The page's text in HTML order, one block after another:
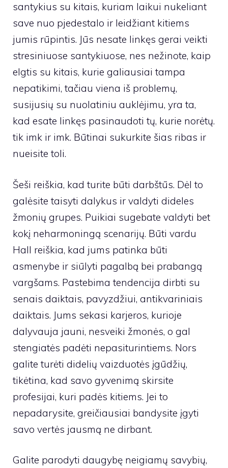
santykius su kitais, kuriam laikui nukeliant
save nuo pjedestalo ir leidžiant kitiems
jumis rūpintis. Jūs nesate linkęs gerai veikti
stresiniuose santykiuose, nes nežinote, kaip
elgtis su kitais, kurie galiausiai tampa
nepatikimi, tačiau viena iš problemų,
susijusių su nuolatiniu auklėjimu, yra ta,
kad esate linkęs pasinaudoti tų, kurie norėtų.
tik imk ir imk. Būtinai sukurkite šias ribas ir
nueisite toli.
Šeši reiškia, kad turite būti darbštūs. Dėl to
galėsite taisyti dalykus ir valdyti dideles
žmonių grupes. Puikiai sugebate valdyti bet
kokį neharmoningą scenarijų. Būti vardu
Hall reiškia, kad jums patinka būti
asmenybe ir siūlyti pagalbą bei prabangą
vargšams. Pastebima tendencija dirbti su
senais daiktais, pavyzdžiui, antikvariniais
daiktais. Jums sekasi karjeros, kurioje
dalyvauja jauni, nesveiki žmonės, o gal
stengiatės padėti nepasiturintiems. Nors
galite turėti didelių vaizduotės įgūdžių,
tikėtina, kad savo gyvenimą skirsite
profesijai, kuri padės kitiems. Jei to
nepadarysite, greičiausiai bandysite įgyti
savo vertės jausmą ne dirbant.
Galite parodyti daugybę neigiamų savybių,